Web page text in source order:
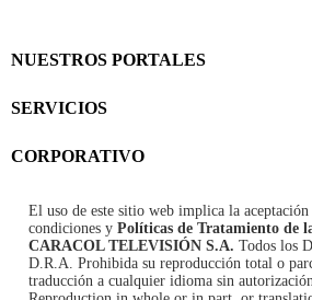
NUESTROS PORTALES
SERVICIOS
CORPORATIVO
El uso de este sitio web implica la aceptación
condiciones y Políticas de Tratamiento de
CARACOL TELEVISIÓN S.A. Todos los
D.R.A. Prohibida su reproducción total o
traducción a cualquier idioma sin